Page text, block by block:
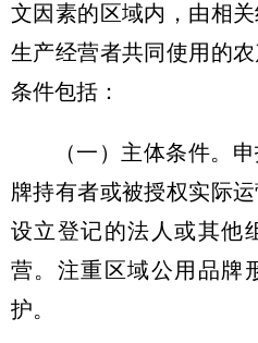
文因素的区域内，由相
生产经营者共同使用的
条件包括：
（一）主体条件。
牌持有者或被授权实际
设立登记的法人或其他
营。注重区域公用品牌
护。